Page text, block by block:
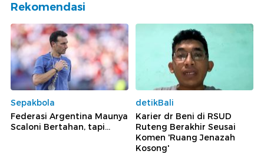
Rekomendasi
Sepakbola
Federasi Argentina Maunya
Scaloni Bertahan, tapi...
detikBali
Karier dr Beni di RSUD
Ruteng Berakhir Seusai
Komen 'Ruang Jenazah
Kosong'